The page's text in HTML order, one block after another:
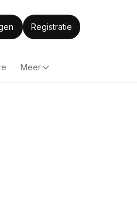
Registratie
Meer